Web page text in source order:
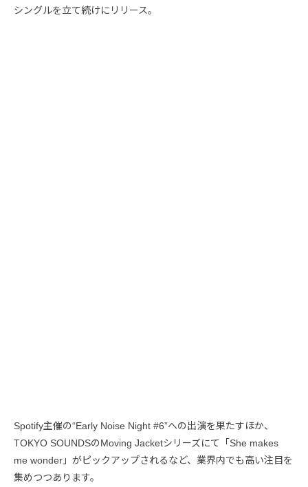
シングルを立て続けにリリース。
Spotify主催の“Early Noise Night #6”への出演を果たすほか、
TOKYO SOUNDSのMoving Jacketシリーズにて「She makes
me wonder」がピックアップされるなど、業界内でも高い注目を
集めつつあります。